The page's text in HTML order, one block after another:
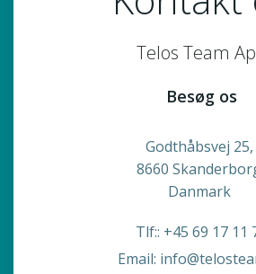
Telos Team
Besøg os
Godthåbsvej 25,
8660
Danmark
Tlf:: +45 69 17 11
Email: